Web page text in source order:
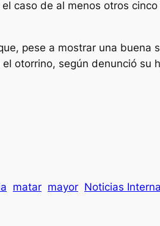
caso de al menos otros
pese a mostrar una
otorrino, según denunció su
matar mayor Noticias